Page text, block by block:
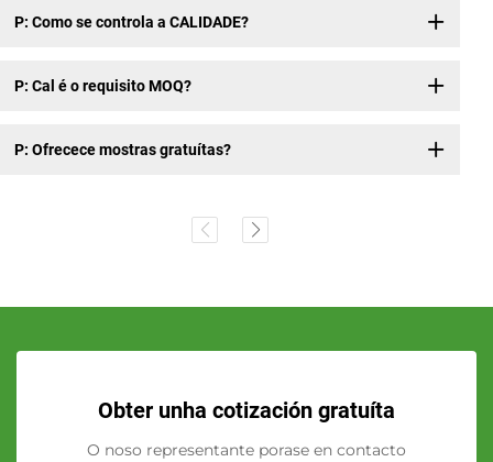
P: Como se controla a CALIDADE?
P: Cal é o requisito MOQ?
P: Ofrecece mostras gratuítas?
Obter unha cotización gratuíta
O noso representante porase en contacto